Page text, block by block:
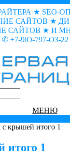
★ SEO-
САЙТОВ ★
САЙТОВ ★ И
✆ +7-9lO-797-O3-22
МЕНЮ
крышей итого 1
итого 1